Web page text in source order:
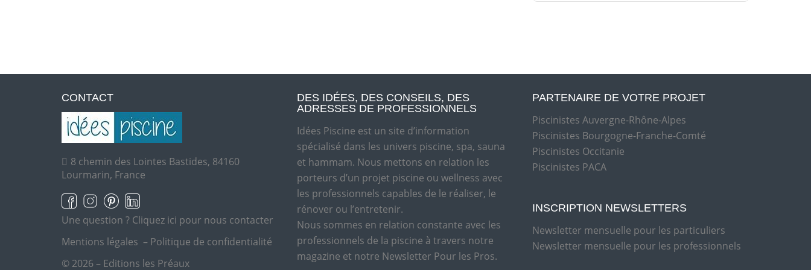
CONTACT
8 chemin des Lointes Bastides, 84160
Lourmarin, France
Une question ? Cliquez ici pour nous contacter
Mentions légales – Politique de confidentialité
© 2026 – Editions les Préaux
DES IDÉES, DES CONSEILS, DES
ADRESSES DE PROFESSIONNELS
Idées Piscine est un site d’information
spécialisé dans les univers piscine, spa, sauna
et hammam. Nous mettons en relation les
porteurs d’un projet piscine ou wellness avec
les professionnels capables de le réaliser, le
rénover ou l’entretenir.
Nous sommes en relation constante avec les
professionnels de la piscine à travers notre
magazine et notre Newsletter Pour les Pros.
PARTENAIRE DE VOTRE PROJET
Piscinistes Auvergne-Rhône-Alpes
Piscinistes Bourgogne-Franche-Comté
Piscinistes Occitanie
Piscinistes PACA
INSCRIPTION NEWSLETTERS
Newsletter mensuelle pour les particuliers
Newsletter mensuelle pour les professionnels